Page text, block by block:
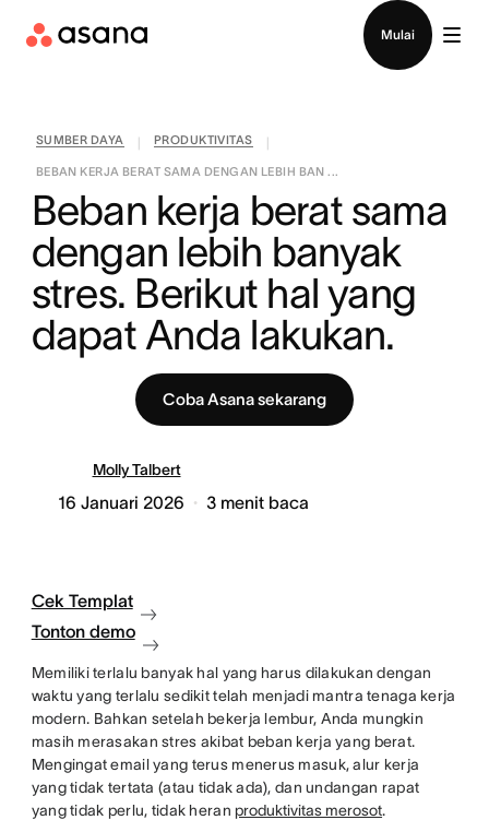
Mulai
SUMBER DAYA PRODUKTIVITAS
BEBAN KERJA BERAT SAMA DENGAN LEBIH BAN ...
Beban kerja berat sama
dengan lebih banyak
stres. Berikut hal yang
dapat Anda lakukan.
Coba Asana sekarang
Molly Talbert
16 Januari 2026 3 menit baca
Cek Templat
Tonton demo
Memiliki terlalu banyak hal yang harus dilakukan dengan
waktu yang terlalu sedikit telah menjadi mantra tenaga kerja
modern. Bahkan setelah bekerja lembur, Anda mungkin
masih merasakan stres akibat beban kerja yang berat.
Mengingat email yang terus menerus masuk, alur kerja
yang tidak tertata (atau tidak ada), dan undangan rapat
yang tidak perlu, tidak heran produktivitas merosot.